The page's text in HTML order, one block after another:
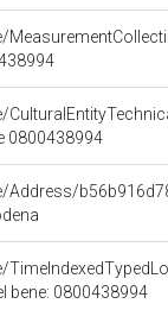
0800438994
bene: 0800438994